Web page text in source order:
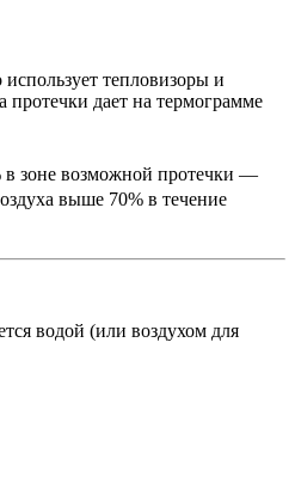
тепловизоры и
дает на термограмме
в зоне возможной протечки —
выше 70% в течение
водой (или воздухом для